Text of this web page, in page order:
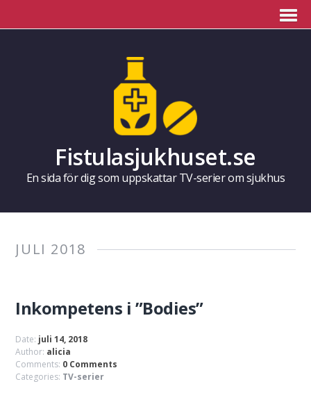
Fistulasjukhuset.se
En sida för dig som uppskattar TV-serier om sjukhus
JULI 2018
Inkompetens i ”Bodies”
Date: juli 14, 2018
Author: alicia
Comments: 0 Comments
Categories: TV-serier